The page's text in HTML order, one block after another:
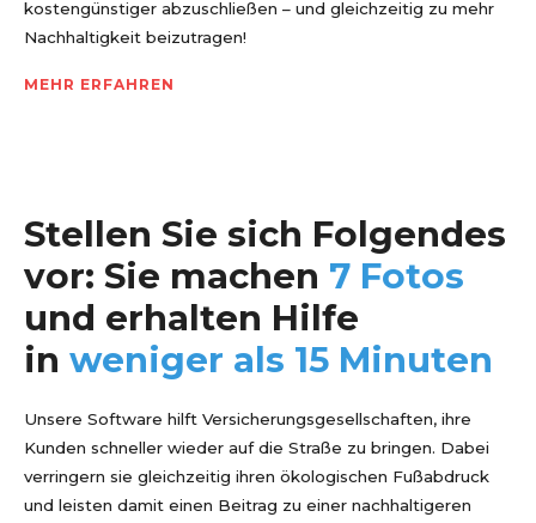
kostengünstiger abzuschließen – und gleichzeitig zu mehr
Nachhaltigkeit beizutragen!
MEHR ERFAHREN
Stellen Sie sich Folgendes
vor: Sie machen 7 Fotos
und erhalten Hilfe
in weniger als 15 Minuten
Unsere Software hilft Versicherungsgesellschaften, ihre
Kunden schneller wieder auf die Straße zu bringen. Dabei
verringern sie gleichzeitig ihren ökologischen Fußabdruck
und leisten damit einen Beitrag zu einer nachhaltigeren